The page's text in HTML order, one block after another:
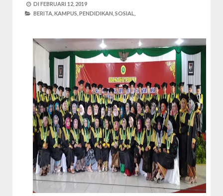
DI FEBRUARI 12, 2019
BERITA, KAMPUS, PENDIDIKAN, SOSIAL,